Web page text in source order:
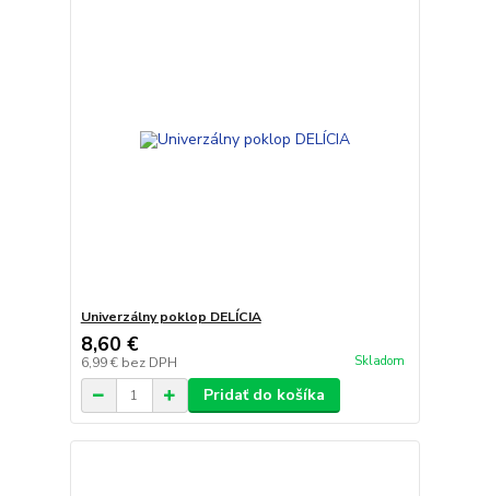
Univerzálny poklop DELÍCIA
8,60 €
6,99 € bez DPH Skladom
Pridať do košíka